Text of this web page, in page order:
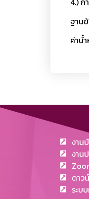
ฐาน
ค่าน้
งาน
งาน
ดาว
ระบ